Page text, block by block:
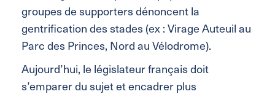
groupes de supporters dénoncent la
gentrification des stades (ex : Virage Auteuil au
Parc des Princes, Nord au Vélodrome).
Aujourd’hui, le législateur français doit
s’emparer du sujet et encadrer plus